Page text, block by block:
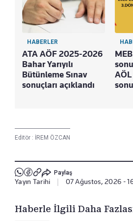
HABERLER
ATA AÖF 2025-2026
Bahar Yarıyılı
Bütünleme Sınav
sonuçları açıklandı
Editör : İREM ÖZCAN
Paylaş
Yayın Tarihi | 07 Ağustos, 2026 -
Haberle İlgili Daha